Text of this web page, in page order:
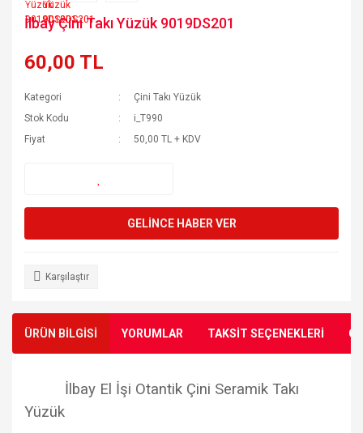
İlbay Çini Takı Yüzük 9019DS201
60,00 TL
Kategori
Çini Takı Yüzük
Stok Kodu
i_T990
Fiyat
50,00 TL + KDV
GELİNCE HABER VER
Karşılaştır
ÜRÜN BİLGİSİ YORUMLAR TAKSİT SEÇENEKLERİ
İlbay El İşi Otantik Çini Seramik Takı
Yüzük